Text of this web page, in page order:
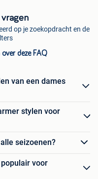
op je zoekopdracht en de
deze FAQ
van een dames
stylen voor
seizoenen?
voor